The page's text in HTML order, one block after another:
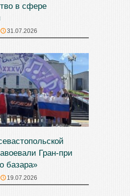
в сфере
31.07.2026
Гран-при
базара»
19.07.2026